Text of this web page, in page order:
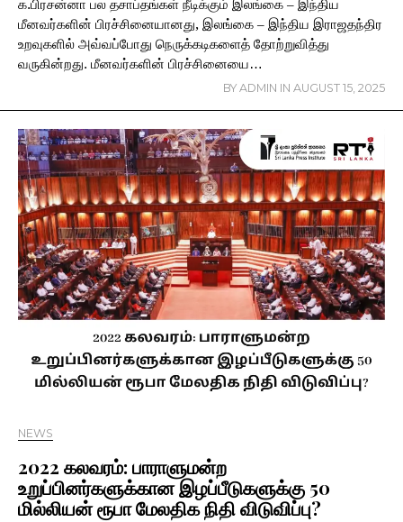
க.பிரசன்னா பல தசாப்தங்கள் நீடிக்கும் இலங்கை – இந்திய
மீனவர்களின் பிரச்சினையானது, இலங்கை – இந்திய இராஜதந்திர
உறவுகளில் அவ்வப்போது நெருக்கடிகளைத் தோற்றுவித்து
வருகின்றது. மீனவர்களின் பிரச்சினையை…
BY ADMIN IN AUGUST 15, 2025
NEWS
2022 கலவரம்: பாராளுமன்ற
உறுப்பினர்களுக்கான இழப்பீடுகளுக்கு 50
மில்லியன் ரூபா மேலதிக நிதி விடுவிப்பு?